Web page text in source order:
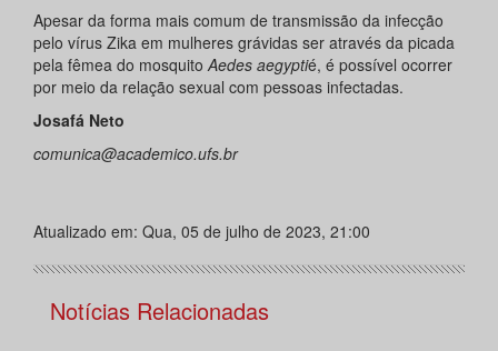
Apesar da forma mais comum de transmissão da infecção
pelo vírus Zika em mulheres grávidas ser através da picada
pela fêmea do mosquito Aedes aegyptié, é possível ocorrer
por meio da relação sexual com pessoas infectadas.
Josafá Neto
comunica@academico.ufs.br
Atualizado em: Qua, 05 de julho de 2023, 21:00
Notícias Relacionadas